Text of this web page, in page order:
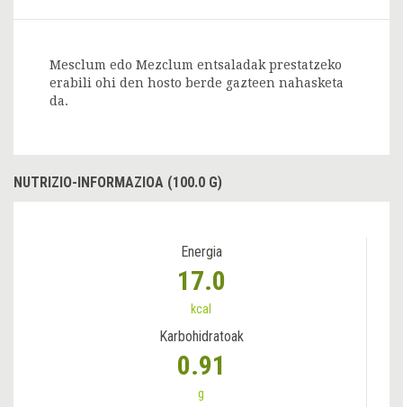
Mesclum edo Mezclum entsaladak prestatzeko
erabili ohi den hosto berde gazteen nahasketa
da.
NUTRIZIO-INFORMAZIOA (100.0 G)
Energia
17.0
kcal
Karbohidratoak
0.91
g